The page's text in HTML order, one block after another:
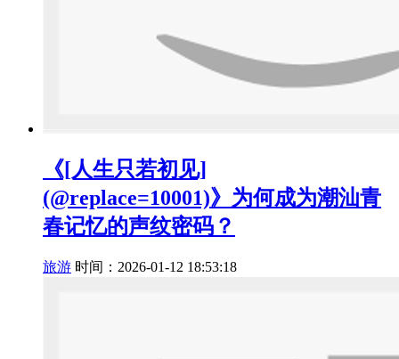
《[人生只若初见]
(@replace=10001)》为何成为潮汕青
春记忆的声纹密码？
旅游 时间：2026-01-12 18:53:18